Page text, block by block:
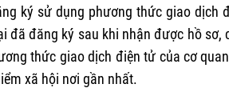
ký sử dụng phương thức giao
đã đăng ký sau khi nhận được hồ
thức giao dịch điện tử của cơ
xã hội nơi gần nhất.